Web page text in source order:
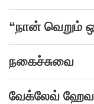
“நான் வெறும்
நகைச்சுவை
வேக்லேவ்